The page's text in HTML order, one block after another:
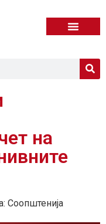
на
Соопштенија